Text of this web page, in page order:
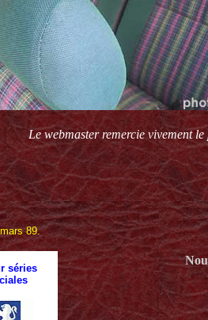
Le webmaster remercie vivement
89.
séries